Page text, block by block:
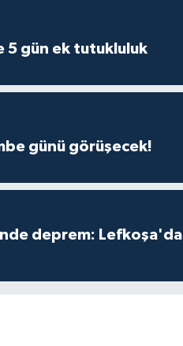
5 gün ek tutukluluk
günü görüşecek!
deprem: Lefkoşa'da